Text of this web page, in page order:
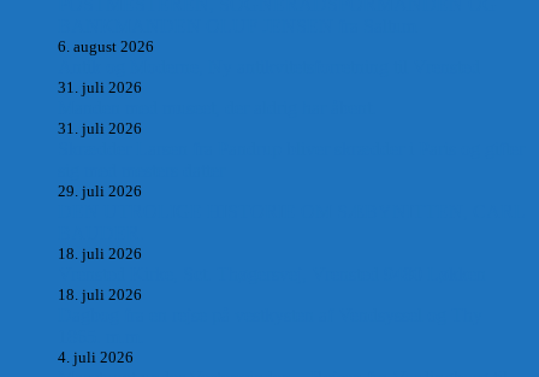
6. august 2026
31. juli 2026
31. juli 2026
29. juli 2026
18. juli 2026
18. juli 2026
4. juli 2026